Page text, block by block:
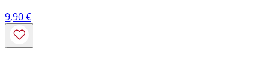
9,90€